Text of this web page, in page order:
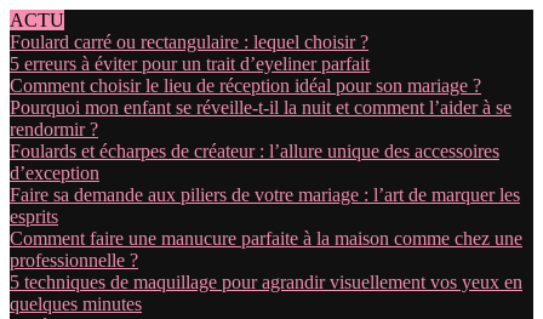
ACTU
Foulard carré ou rectangulaire : lequel choisir ?
5 erreurs à éviter pour un trait d’eyeliner parfait
Comment choisir le lieu de réception idéal pour son mariage ?
Pourquoi mon enfant se réveille-t-il la nuit et comment l’aider à se
rendormir ?
Foulards et écharpes de créateur : l’allure unique des accessoires
d’exception
Faire sa demande aux piliers de votre mariage : l’art de marquer les
esprits
Comment faire une manucure parfaite à la maison comme chez une
professionnelle ?
5 techniques de maquillage pour agrandir visuellement vos yeux en
quelques minutes